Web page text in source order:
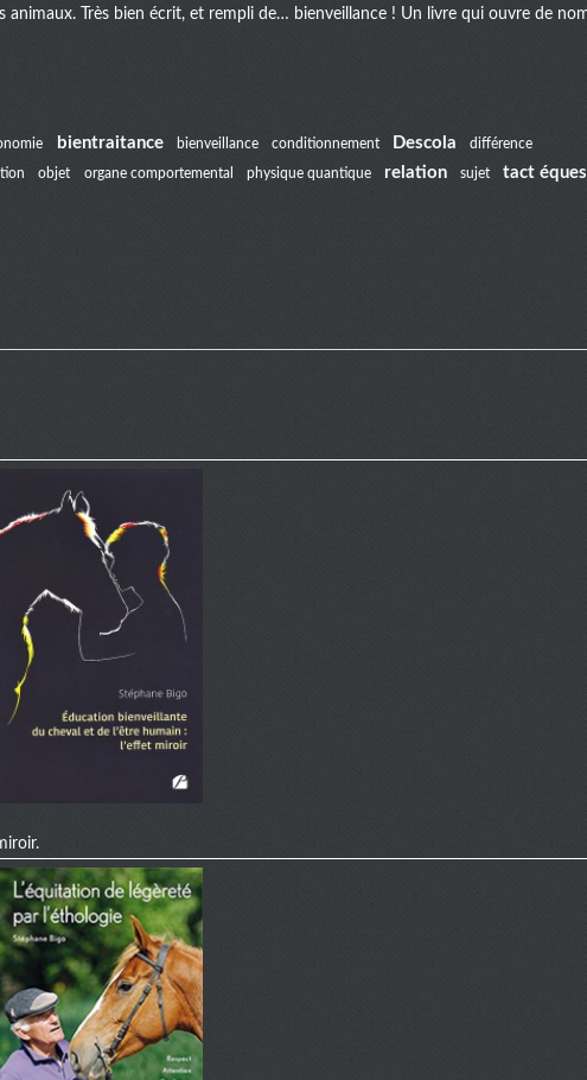
animaux. Très bien écrit, et rempli de… bienveillance ! Un livre qui ouvre de
bientraitance bienveillance conditionnement Descola différence
objet organe comportemental physique quantique relation sujet tact